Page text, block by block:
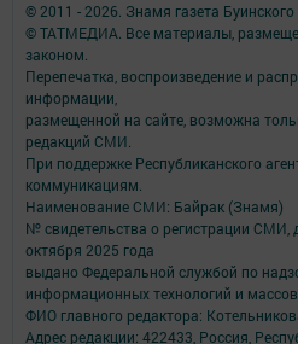
© 2011 - 2026. Знамя газета
© ТАТМЕДИА. Все материалы,
законом.
Перепечатка, воспроизведение и
информации,
размещенной на сайте, возможна
редакций СМИ.
При поддержке Республиканского
коммуникациям.
Наименование СМИ: Байрак (Знамя)
№ свидетельства о регистрации
октября 2025 года
выдано Федеральной службой по
информационных технологий и
ФИО главного редактора:
Адрес редакции: 422433, Россия,